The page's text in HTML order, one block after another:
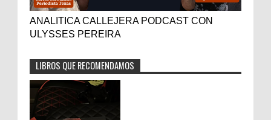
ANALITICA CALLEJERA PODCAST CON
ULYSSES PEREIRA
LIBROS QUE RECOMENDAMOS